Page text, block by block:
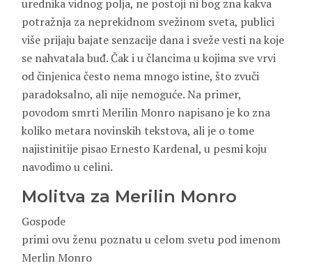
urednika vidnog polja, ne postoji ni bog zna kakva
potražnja za neprekidnom svežinom sveta, publici
više prijaju bajate senzacije dana i sveže vesti na koje
se nahvatala buđ. Čak i u člancima u kojima sve vrvi
od činjenica često nema mnogo istine, što zvuči
paradoksalno, ali nije nemoguće. Na primer,
povodom smrti Merilin Monro napisano je ko zna
koliko metara novinskih tekstova, ali je o tome
najistinitije pisao Ernesto Kardenal, u pesmi koju
navodimo u celini.
Molitva za Merilin Monro
Gospode
primi ovu ženu poznatu u celom svetu pod imenom
Merlin Monro